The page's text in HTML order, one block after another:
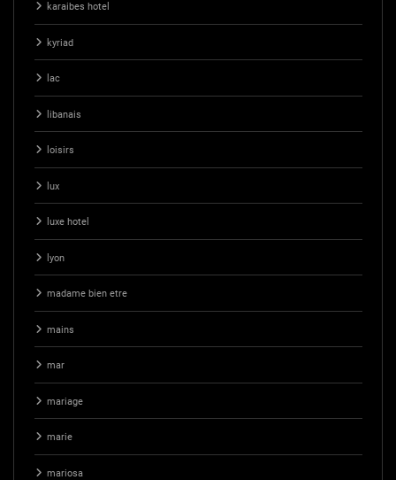
karaibes hotel
kyriad
lac
libanais
loisirs
lux
luxe hotel
lyon
madame bien etre
mains
mar
mariage
marie
mariosa